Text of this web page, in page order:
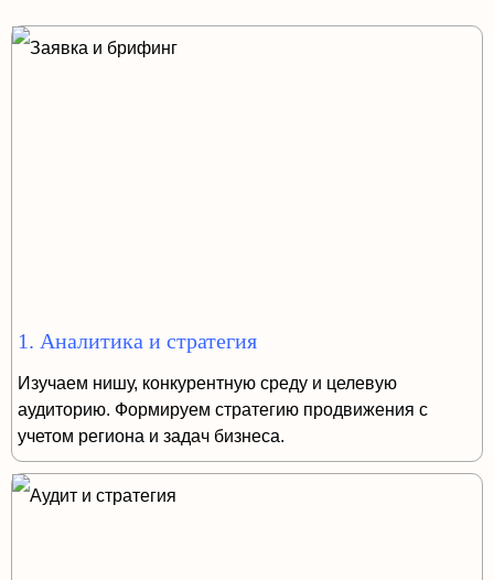
1. Аналитика и стратегия
Изучаем нишу, конкурентную среду и целевую
аудиторию. Формируем стратегию продвижения с
учетом региона и задач бизнеса.